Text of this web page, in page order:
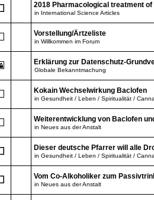
2018 Pharmacological treatment
in International Science Articles
Vorstellung/Ärtzeliste
in Willkommen im Forum
Erklärung zur Datenschutz-
Globale Bekanntmachung
Kokain Wechselwirkung Baclofen
in Gesundheit / Leben / Spiritualität /
Weiterentwicklung von Baclofen
in Neues aus der Anstalt
Dieser deutsche Pfarrer will alle
in Gesundheit / Leben / Spiritualität /
Vom Co-Alkoholiker zum
in Neues aus der Anstalt